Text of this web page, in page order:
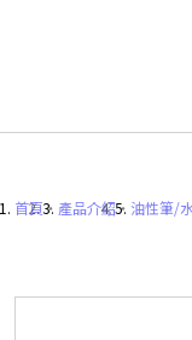
首頁・ 產品介紹・ 油性筆/